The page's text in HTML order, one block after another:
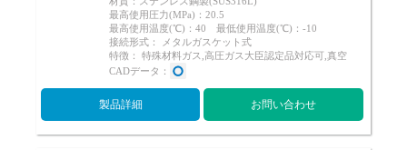
最高使用圧力(MPa)：20.5
最高使用温度(℃)：40 最低使用温度(℃)：-10
接続形式： メタルガスケット式
特徴： 特殊材料ガス,高圧ガス大臣認定品対応可,真空
CADデータ：
製品詳細 お問い合わせ